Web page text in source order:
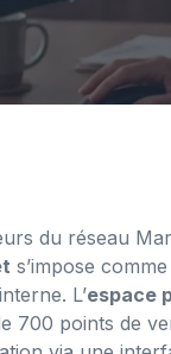
du réseau
s’impose
L’espace
700 points de